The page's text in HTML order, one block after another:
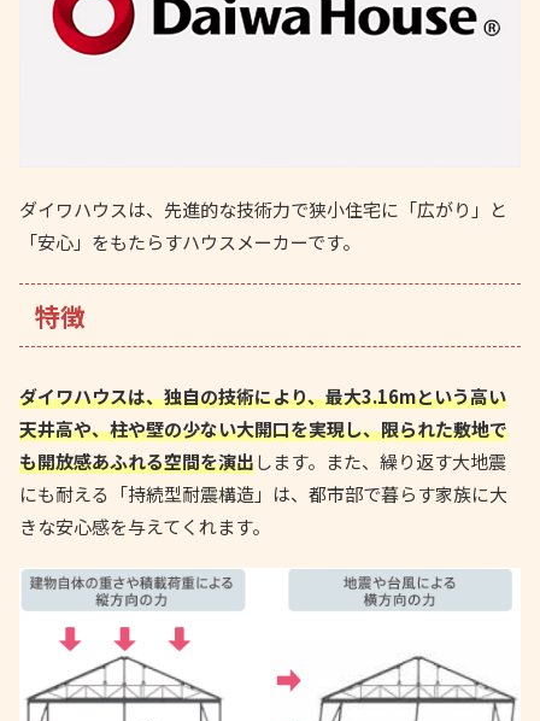
ダイワハウスは、先進的な技術力で狭小住宅に「広がり」と
「安心」をもたらすハウスメーカーです。
特徴
ダイワハウスは、独自の技術により、最大3.16mという高い
天井高や、柱や壁の少ない大開口を実現し、限られた敷地で
も開放感あふれる空間を演出します。また、繰り返す大地震
にも耐える「持続型耐震構造」は、都市部で暮らす家族に大
きな安心感を与えてくれます。